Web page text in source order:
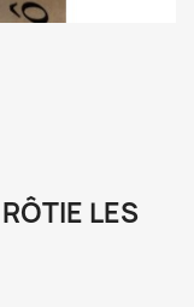
LES